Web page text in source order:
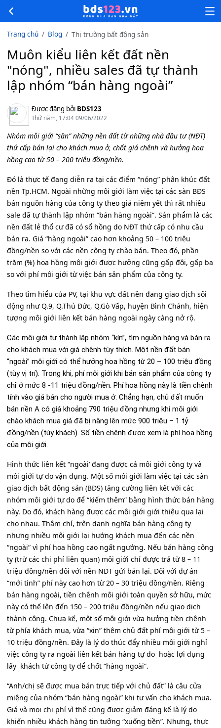
Trang chủ Blog Thị trường bất động sản
Muôn kiểu liên kết đất nền
"nóng", nhiều sales đã tự thành
lập nhóm “bán hàng ngoài”
Được đăng bởi BDS123
Thứ năm, 17:04 09/06/2022
Nhóm môi giới “săn” những nền đất từ những nhà đầu tư (NĐT)
thứ cấp bán lại cho khách mua ở, chốt giá chênh và hưởng hoa
hồng cao từ 50 – 200 triệu đồng/nền.
Đó là thực tế đang diễn ra tại các điểm “nóng” phân khúc đất
nền Tp.HCM. Ngoài những môi giới làm việc tại các sàn BĐS
bán nguồn hàng của công ty theo giá niêm yết thì rất nhiều
sale đã tự thành lập nhóm “bán hàng ngoài”. Sản phẩm là các
nền đất lẻ thổ cư đã có sổ hồng do NĐT thứ cấp có nhu cầu
bán ra. Giá “hàng ngoài” cao hơn khoảng 50 – 100 triệu
đồng/nền so với các nền công ty chào bán. Theo đó, phần
trăm (%) hoa hồng môi giới được hưởng cũng gấp đôi, gấp ba
so với phí môi giới từ việc bán sản phẩm của công ty.
Theo tìm hiểu của PV, tại khu vực đất nền đang giao dịch sôi
động như Q.9, Q.Thủ Đức, Q.Gò Vấp, huyện Bình Chánh, hiện
tượng môi giới liên kết bán hàng ngoài ngày càng nở rộ.
Các môi giới tự thành lập nhóm “kín”, tìm nguồn hàng và bán ra
cho khách mua với giá chênh tùy thích. Một nền đất bán
“ngoài” môi giới có thể hưởng hoa hồng từ 20 – 100 triệu đồng
(tùy vị trí). Trong khi, phí môi giới khi bán sản phẩm của công ty
chỉ ở mức 8 -11 triệu đồng/nền. Phí hoa hồng này là tiền chênh
tính vào giá bán cho người mua ở. Chẳng hạn, chủ đất muốn
bán nền A có giá khoảng 790 triệu đồng nhưng khi môi giới
chào khách mua giá đã bị nâng lên mức 900 triệu – 1 tỷ
đồng/nền (tùy khách). Số tiền chênh được xem là phí hoa hồng
của môi giới.
Hình thức liên kết “ngoài’ đang được cả môi giới công ty và
môi giới tự do vận dụng. Một số môi giới làm việc tại các sàn
giao dịch bất động sản (BĐS) tăng cường liên kết với các
nhóm môi giới tự do để “kiếm thêm” bằng hình thức bán hàng
này. Do đó, khách hàng được các môi giới giới thiệu qua lại
cho nhau. Thậm chí, trên danh nghĩa bán hàng công ty
nhưng nhiều môi giới lại hướng khách mua đến các nền
“ngoài” vì phí hoa hồng cao ngất ngưởng. Nếu bán hàng công
ty (trừ các chi phí liên quan) môi giới chỉ được trả từ 8 – 11
triệu đồng/nền đối với nền NĐT gửi bán lại. Đối với dự án
“mới tinh” phí này cao hơn từ 20 – 30 triệu đồng/nền. Riêng
bán hàng ngoài, tiền chênh môi giới toàn quyền sở hữu, mức
này có thể lên đến 150 – 200 triệu đồng/nền nếu giao dịch
thành công. Chưa kể, một số môi giới vừa hưởng tiền chênh
từ phía khách mua, vừa “xin” thêm chủ đất phí môi giới từ 5 –
10 triệu đồng/nền. Đây là lý do thúc đẩy nhiều môi giới nghỉ
việc công ty ra ngoài liên kết bán hàng tự do hoặc lợi dụng
lấy khách từ công ty để chốt “hàng ngoài”.
“Anh/chị sẽ được mua bán trực tiếp với chủ đất” là câu cửa
miệng của nhóm “bán hàng ngoài” khi tư vấn cho khách mua.
Giá và mọi chi phí vì thế cũng được giảm đáng kể là lý do
khiến nhiều khách hàng tin tưởng “xuống tiền”. Nhưng, thực